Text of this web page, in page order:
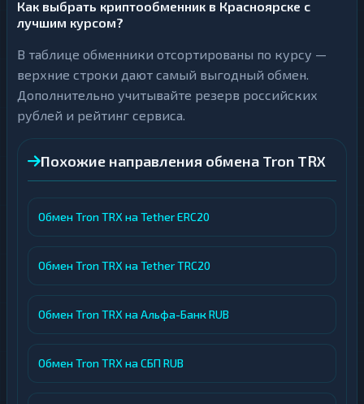
Как выбрать криптообменник в Красноярске с
лучшим курсом?
В таблице обменники отсортированы по курсу —
верхние строки дают самый выгодный обмен.
Дополнительно учитывайте резерв российских
рублей и рейтинг сервиса.
Похожие направления обмена Tron TRX
Обмен Tron TRX на Tether ERC20
Обмен Tron TRX на Tether TRC20
Обмен Tron TRX на Альфа-Банк RUB
Обмен Tron TRX на СБП RUB